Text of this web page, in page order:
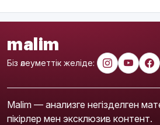
malim
Біз әлеуметтік желіде:
Malim — анализге негізделген
пікірлер мен эксклюзив контент.